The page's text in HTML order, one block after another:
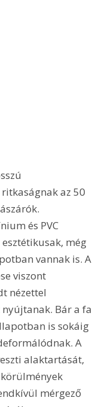
az 50
és PVC
még
vannak is. A
viszont
nézettel
Bár a fa
is sokáig
A
alaktartását,
mérgező